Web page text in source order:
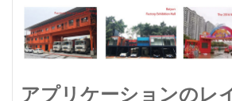
アプリケーションのレ